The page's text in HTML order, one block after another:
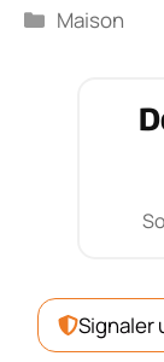
Catégories
Maison
Signaler